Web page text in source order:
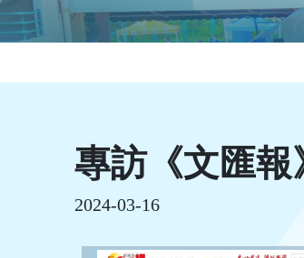
專訪《文匯報
2024-03-16